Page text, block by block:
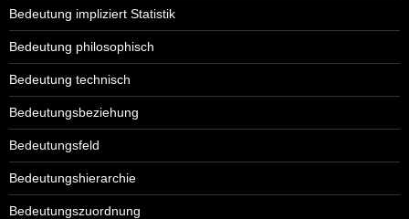
Bedeutung impliziert Statistik
Bedeutung philosophisch
Bedeutung technisch
Bedeutungsbeziehung
Bedeutungsfeld
Bedeutungshierarchie
Bedeutungszuordnung